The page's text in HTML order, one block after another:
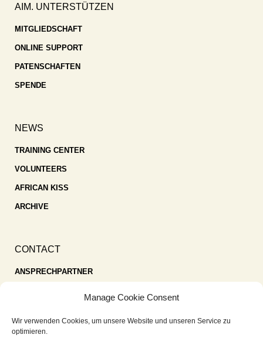
Manage Cookie Consent
Wir verwenden Cookies, um unsere Website und unseren Service zu
optimieren.
AIM. UNTERSTÜTZEN
MITGLIEDSCHAFT
ONLINE SUPPORT
PATENSCHAFTEN
SPENDE
NEWS
TRAINING CENTER
VOLUNTEERS
AFRICAN KISS
ARCHIVE
CONTACT
ANSPRECHPARTNER
IMPRESSUM